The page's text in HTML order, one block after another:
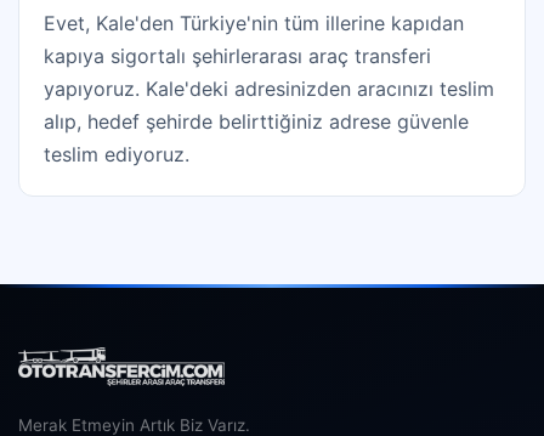
Evet, Kale'den Türkiye'nin tüm illerine kapıdan
kapıya sigortalı şehirlerarası araç transferi
yapıyoruz. Kale'deki adresinizden aracınızı teslim
alıp, hedef şehirde belirttiğiniz adrese güvenle
teslim ediyoruz.
Merak Etmeyin Artık Biz Varız.